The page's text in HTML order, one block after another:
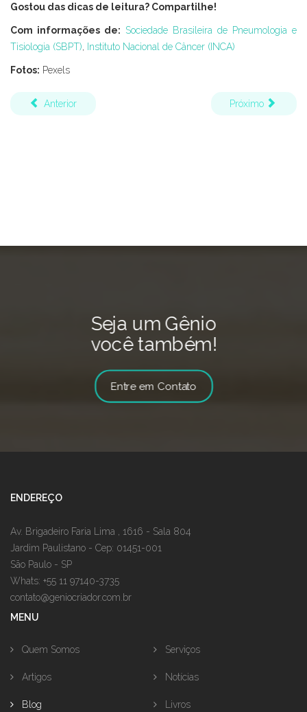
Gostou das dicas de leitura? Compartilhe!
Com informações de: Sociedade Brasileira de Pneumologia e
Tisiologia (SBPT), Instituto Nacional de Câncer (INCA)
Fotos: Pexels
Anterior Próximo
Seja um Gênio
você também!
Entre em Contato
ENDEREÇO
Av. Brigadeiro Faria Lima , 1616 - Sala 804
Jardim Paulistano - Cep: 01451-001
São Paulo - SP
Whats: +55 11 97140-3735
contato@geniocriador.com.br
MENU
Quem Somos Serviços
Artigos Notícias
Blog Livros